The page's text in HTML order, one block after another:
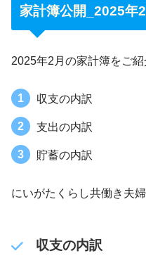
家計簿公開_2025年2
2025年2月の家計簿をご紹
収支の内訳
支出の内訳
貯蓄の内訳
にいがたくらし共働き夫
収支の内訳